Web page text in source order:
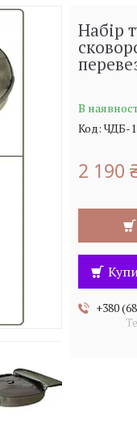
Набір
В
Код:ЧДБ-1
2 190
+380